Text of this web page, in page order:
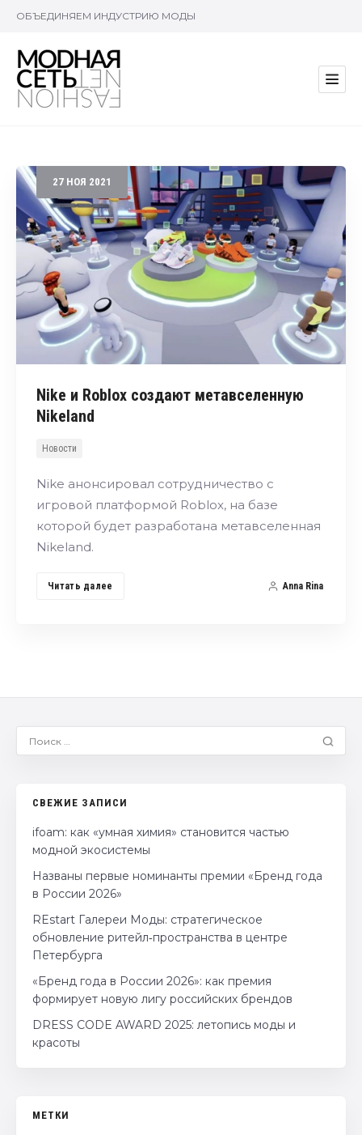
ОБЪЕДИНЯЕМ ИНДУСТРИЮ МОДЫ
27 НОЯ 2021
Nike и Roblox создают метавселенную
Nikeland
Новости
Nike анонсировал сотрудничество с
игровой платформой Roblox, на базе
которой будет разработана метавселенная
Nikeland.
Читать далее Anna Rina
СВЕЖИЕ ЗАПИСИ
ifoam: как «умная химия» становится частью
модной экосистемы
Названы первые номинанты премии «Бренд года
в России 2026»
REstart Галереи Моды: стратегическое
обновление ритейл‑пространства в центре
Петербурга
«Бренд года в России 2026»: как премия
формирует новую лигу российских брендов
DRESS CODE AWARD 2025: летопись моды и
красоты
МЕТКИ